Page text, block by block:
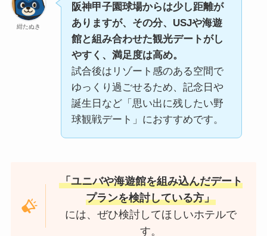
紺たぬき
阪神甲子園球場からは少し距離が
ありますが、その分、USJや海遊
館と組み合わせた観光デートがし
やすく、満足度は高め。
試合後はリゾート感のある空間で
ゆっくり過ごせるため、記念日や
誕生日など「思い出に残したい野
球観戦デート」におすすめです。
「ユニバや海遊館を組み込んだデート
プランを検討している方」
には、ぜひ検討してほしいホテルで
す。